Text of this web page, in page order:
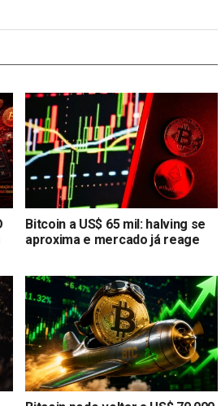
Bitcoin a US$ 65 mil: halving se
aproxima e mercado já reage